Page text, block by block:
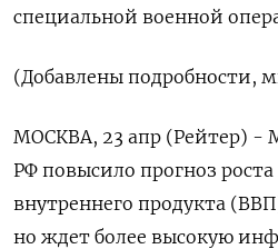
специальной военной
(Добавлены подробности,
МОСКВА, 23 апр (Рейтер) -
РФ повысило прогноз роста
внутреннего продукта
но ждет более высокую